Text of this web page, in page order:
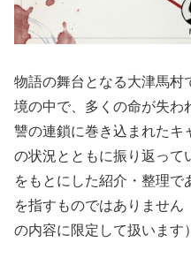
物語の舞台となる大津馬村
境の中で、多くの命が失わ
讐の連鎖に巻き込まれたキ
の状況とともに振り返って
をもとにした紹介・整理
を指すものではありません
の内容に限定して扱います